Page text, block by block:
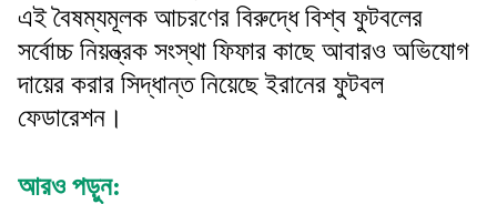
এই বৈষম্যমূলক আচরণের বিরুদ্ধে বিশ্ব ফুটবলের
সর্বোচ্চ নিয়ন্ত্রক সংস্থা ফিফার কাছে আবারও অভিযোগ
দায়ের করার সিদ্ধান্ত নিয়েছে ইরানের ফুটবল
ফেডারেশন।
আরও পড়ুন: